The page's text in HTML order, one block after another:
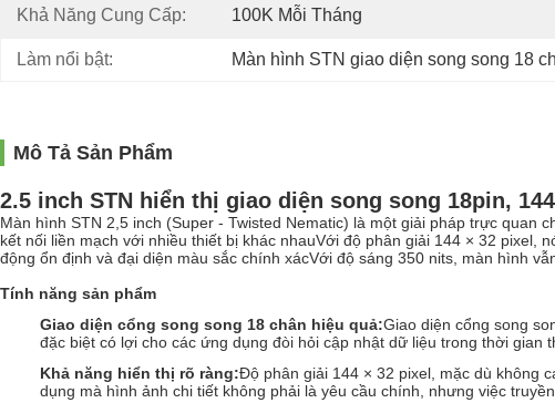
Khả Năng Cung Cấp: 100K Mỗi Tháng
Làm nổi bật: Màn hình STN giao diện song song 18
Mô Tả Sản Phẩm
2.5 inch STN hiển thị giao diện song song 18pin,
Màn hình STN 2,5 inch (Super - Twisted Nematic) là một giải pháp trực quan
kết nối liền mạch với nhiều thiết bị khác nhauVới độ phân giải 144 × 32
động ổn định và đại diện màu sắc chính xácVới độ sáng 350 nits, màn hình
Tính năng sản phẩm
Giao diện cổng song song 18 chân hiệu quả:Giao diện cổng song
đặc biệt có lợi cho các ứng dụng đòi hỏi cập nhật dữ liệu trong thời gian
Khả năng hiển thị rõ ràng:Độ phân giải 144 × 32 pixel, mặc dù không
dụng mà hình ảnh chi tiết không phải là yêu cầu chính, nhưng việc